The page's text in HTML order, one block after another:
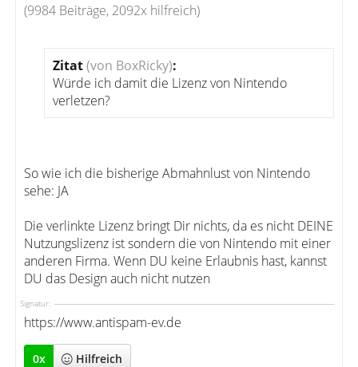
(9984 Beiträge, 2092x hilfreich)
Zitat(von BoxRicky):
Würde ich damit die Lizenz von Nintendo
verletzen?
So wie ich die bisherige Abmahnlust von Nintendo
sehe: JA
Die verlinkte Lizenz bringt Dir nichts, da es nicht DEINE
Nutzungslizenz ist sondern die von Nintendo mit einer
anderen Firma. Wenn DU keine Erlaubnis hast, kannst
DU das Design auch nicht nutzen
Signatur:
https://www.antispam-ev.de
0x Hilfreich